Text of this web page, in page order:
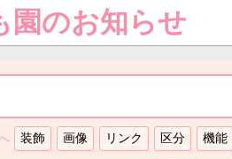
園のお知らせ